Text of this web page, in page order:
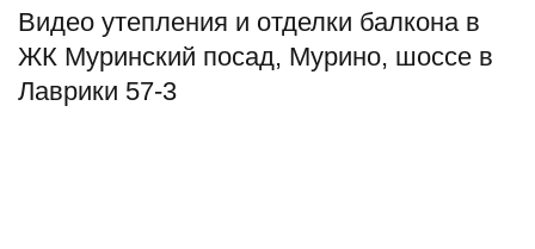
Видео утепления и отделки балкона в
ЖК Муринский посад, Мурино, шоссе в
Лаврики 57-3